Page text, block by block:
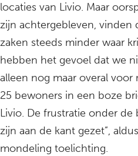
locaties van Livio. Maar
zijn achtergebleven, vinden
zaken steeds minder waar
hebben het gevoel dat we
alleen nog maar overal voor
25 bewoners in een boze
Livio. De frustratie onder de
zijn aan de kant gezet”,
mondeling toelichting.